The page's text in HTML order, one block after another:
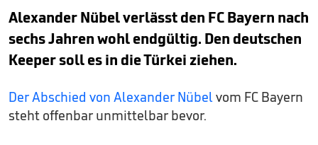
seconds
Alexander Nübel verlässt den FC Bayern nach
sechs Jahren wohl endgültig. Den deutschen
Keeper soll es in die Türkei ziehen.
Der Abschied von Alexander Nübelvom FC Bayern
steht offenbar unmittelbar bevor.